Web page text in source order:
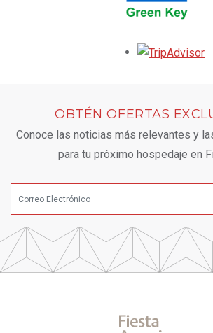
OBTÉN OFERTAS
Conoce las noticias más relevantes y
para tu próximo hospedaje en